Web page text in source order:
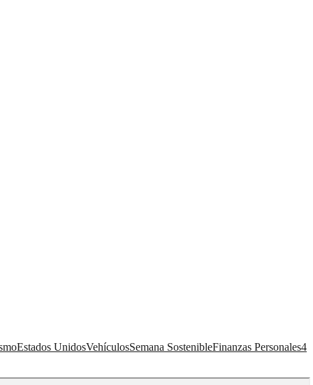
Estados UnidosVehículosSemana SostenibleFinanzas Personales4